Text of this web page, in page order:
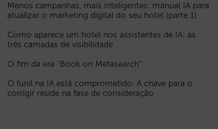
Menos campanhas, mais inteligentes: manual IA para
atualizar o marketing digital do seu hotel (parte 1)
Como aparece um hotel nos assistentes de IA: as
três camadas de visibilidade
O fim da era “Book on Metasearch”
O funil na IA está comprometido. A chave para o
corrigir reside na fase de consideração